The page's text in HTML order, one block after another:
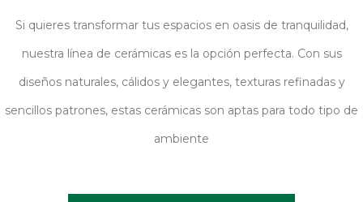
Si quieres transformar tus espacios en oasis de tranquilidad,
nuestra línea de cerámicas es la opción perfecta. Con sus
diseños naturales, cálidos y elegantes, texturas refinadas y
sencillos patrones, estas cerámicas son aptas para todo tipo de
ambiente